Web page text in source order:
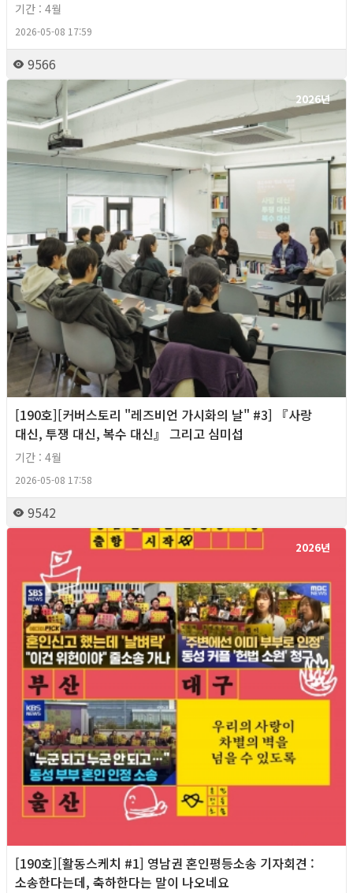
기간 : 4월
2026-05-08 17:59
9566
2026년
[190호][커버스토리 "레즈비언 가시화의 날" #3] 『사랑
대신, 투쟁 대신, 복수 대신』 그리고 심미섭
기간 : 4월
2026-05-08 17:58
9542
2026년
[190호][활동스케치 #1] 영남권 혼인평등소송 기자회견​ :
소송한다는데, 축하한다는 말이 나오네요